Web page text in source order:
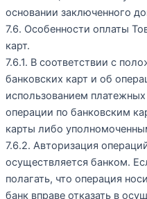
основании заключенного
7.6. Особенности оплаты
карт.
7.6.1. В соответствии с
банковских карт и об
использованием
операции по банковским
карты либо
7.6.2. Авторизация
осуществляется банком.
полагать, что операция
банк вправе отказать в